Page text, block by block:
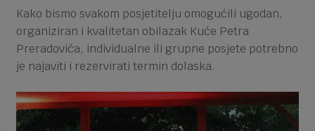
Kako bismo svakom posjetitelju omogućili ugodan,
organiziran i kvalitetan obilazak Kuće Petra
Preradovića, individualne ili grupne posjete potrebno
je najaviti i rezervirati termin dolaska.